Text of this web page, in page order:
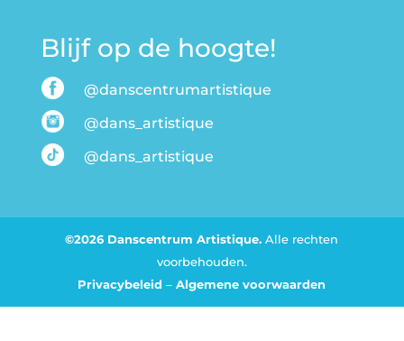
Blijf op de hoogte!
@danscentrumartistique
@dans_artistique
@dans_artistique
©2026 Danscentrum Artistique. Alle rechten
voorbehouden.
Privacybeleid –Algemene voorwaarden